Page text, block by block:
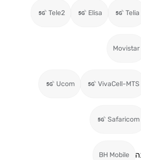
Telia
Elisa
Tele2
Movistar
VivaCell-MTS
Ucom
Safaricom
BH Mobile